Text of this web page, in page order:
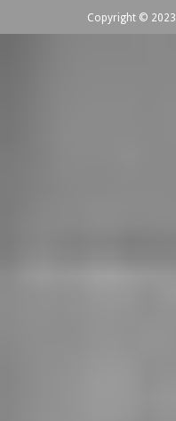
Copyright © 2023